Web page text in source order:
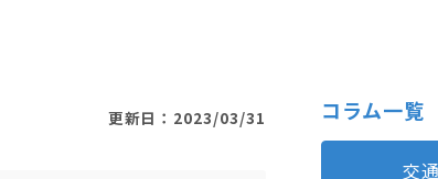
更新日：2023/03/31 コラム一覧
交